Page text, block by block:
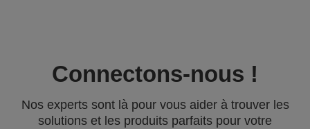
Connectons-nous !
Nos experts sont là pour vous aider à trouver les
solutions et les produits parfaits pour votre